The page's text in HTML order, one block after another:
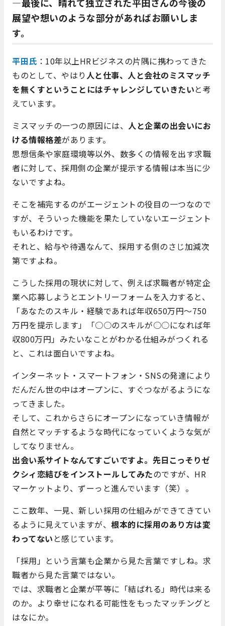
展望や想いのような部分があればお願いしま
す。
平田氏 ：10年以上HRビジネスの片隅に携わってきた
ものとして、やはり 人と仕事、人と会社のミスマッチ
を無くすということにはチャレンジしていきたいと考
えています。
ミスマッチの一つの原因には、 人と企業の出会いにお
ける情報格差があります。
思想信条や家庭環境等以外、数多くの情報を出す求職
者に対して、採用側の企業が提示する情報は本当に少
ないですよね。
そこを補完するのがエージェントの役目の一つなので
すが、そういった機能を果たしていないエージェント
もいるわけです。
それと、給与や待遇なんて、採用する側のさじ加減次
第ですよね。
こうした採用の現状に対して、例えば求職者が特定企
業へ応募しようとエントリーフォームを入力すると、
「あなたのスキル・経験であれば年収650万円～750
万円を提示します」「○○のスキルが○○になれば年
収800万円」みたいなことがわかる仕組みがつくれる
と、これは面白いですよね。
インターネット・スマートフォン・SNSの発達により
だんだん世の中はオープンに、すぐつながるようにな
ってきました。
そして、これからさらにオープンになっていき情報が
自然とマッチするような時代になっていくような気が
してなりません。
出会い系サイトなんてすごいですよ。先日こっそりゼ
クシィ恋結びをインストールしてみたのですが、HR
マーケットより、ずーっと進んでいます（笑）。
ここ数年、一見、新しい採用の仕組みができてきてい
るように見えていますが、 根本的に採用のあり方は変
わってない と感じています。
「採用」という言葉も企業から見た言葉ですしね。求
職者から見た言葉ではない。
では、求職者と企業が平等に「結ばれる」時代は来る
のか。より幸せになれる可能性をもったマッチングと
はなにか。